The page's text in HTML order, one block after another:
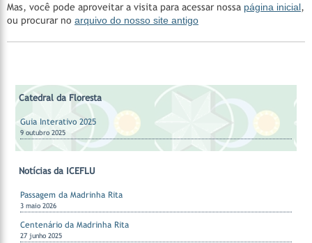
Mas, você pode aproveitar a visita para acessar nossa página inicial,
ou procurar no arquivo do nosso site antigo
Catedral da Floresta
Guia Interativo 2025
9 outubro 2025
Notícias da ICEFLU
Passagem da Madrinha Rita
3 maio 2026
Centenário da Madrinha Rita
27 junho 2025